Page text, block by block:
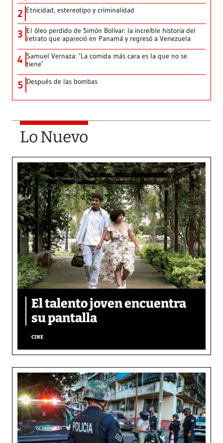
2 Etnicidad, estereotipo y criminalidad
3 El óleo perdido de Simón Bolívar: la increíble historia del
retrato que apareció en Panamá y regresó a Venezuela
4 Samuel Vernaza: ‘La comida más cara es la que no se
tiene’
5 Después de las bombas
Lo Nuevo
El talento joven encuentra
su pantalla​
CINE